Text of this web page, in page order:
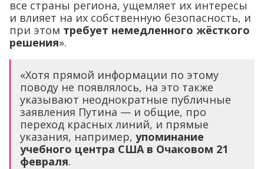
все страны региона, ущемляет их интересы
и влияет на их собственную безопасность, и
при этом требует немедленного жёсткого
решения».
«Хотя прямой информации по этому
поводу не появлялось, на это также
указывают неоднократные публичные
заявления Путина — и общие, про
переход красных линий, и прямые
указания, например, упоминание
учебного центра США в Очаковом 21
февраля.